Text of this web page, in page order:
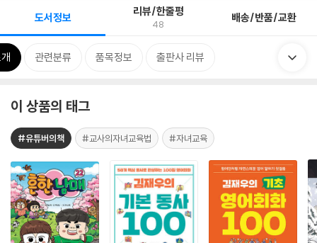
도서정보 리뷰/한줄평
48 배송/반품/교환
관련분류 품목정보 출판사 리뷰
이 상품의 태그
#유튜버의책 #교사의자녀교육법 #자녀교육